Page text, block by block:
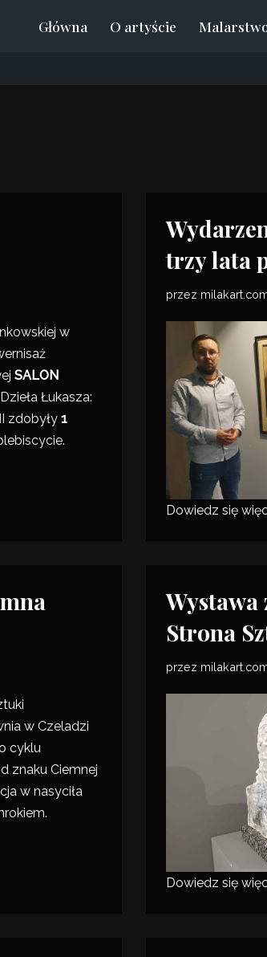
Główna O artyście
w
SALON
Dzieła Łukasza:
zdobyły 1
trzy lata
przez
Dowiedz się
w Czeladzi
cyklu
znaku Ciemnej
w nasyciła
Strona
przez
Dowiedz się